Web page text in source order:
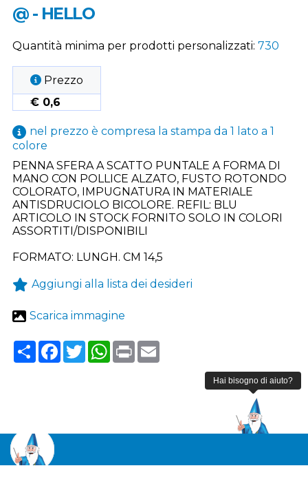
@ - HELLO
Quantità minima per prodotti personalizzati: 730
Prezzo
€ 0,6
nel prezzo è compresa la stampa da 1 lato a 1
colore
PENNA SFERA A SCATTO PUNTALE A FORMA DI
MANO CON POLLICE ALZATO, FUSTO ROTONDO
COLORATO, IMPUGNATURA IN MATERIALE
ANTISDRUCIOLO BICOLORE. REFIL: BLU
ARTICOLO IN STOCK FORNITO SOLO IN COLORI
ASSORTITI/DISPONIBILI
FORMATO: LUNGH. CM 14,5
Aggiungi alla lista dei desideri
Scarica immagine
ShareFacebook
TwitterWhatsApp
PrintEmail